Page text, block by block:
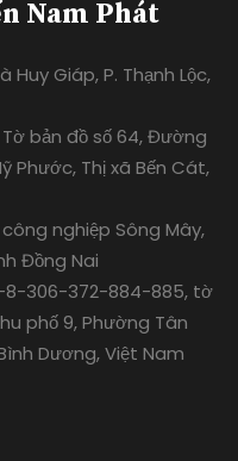
Nam Phát
Huy Giáp, P. Thạnh Lộc,
bản đồ số 64, Đường
Phước, Thị xã Bến Cát,
nghiệp Sông Mây,
Đồng Nai
8-306-372-884-885, tờ
phố 9, Phường Tân
Dương, Việt Nam